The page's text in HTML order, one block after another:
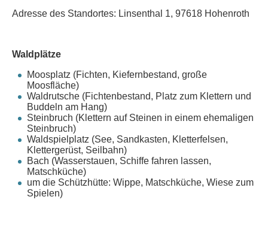
Adresse des Standortes: Linsenthal 1, 97618 Hohenroth
Waldplätze
Moosplatz (Fichten, Kiefernbestand, große
Moosfläche)
Waldrutsche (Fichtenbestand, Platz zum Klettern und
Buddeln am Hang)
Steinbruch (Klettern auf Steinen in einem ehemaligen
Steinbruch)
Waldspielplatz (See, Sandkasten, Kletterfelsen,
Klettergerüst, Seilbahn)
Bach (Wasserstauen, Schiffe fahren lassen,
Matschküche)
um die Schützhütte: Wippe, Matschküche, Wiese zum
Spielen)